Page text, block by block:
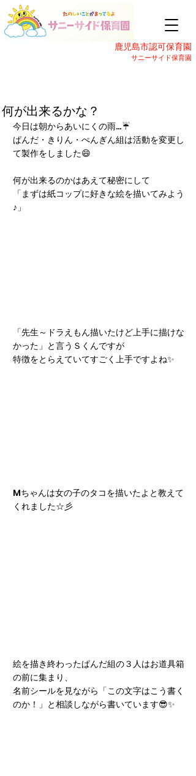
鹿児島市認可保育園
サニーサイド保育園
何が出来るかな？
今日は朝からあいにくの雨…☔
ぱんだ・きりん・ぺんぎん組は活動を変更し
て製作をしました😄
何が出来るのかはあえて秘密にして
「まずは紙コップに好きな絵を描いてみよう
♪」
「先生～ドラえもん描いたけど上手に描けな
かった」と言うＳくんですが
特徴をとらえていてすごく上手ですよね✨
Mちゃんは女の子のタコを描いたよと教えて
くれました☆彡
絵を描き終わったぱんだ組の３人はお道具箱
の前に集まり、
名前シールを見ながら「この文字はこう書く
のか！」と相談しながら書いています😎✨